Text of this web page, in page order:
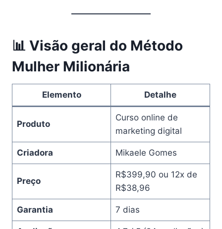
📊 Visão geral do Método
Mulher Milionária
Elemento Detalhe
Produto
Curso online de
marketing digital
Criadora Mikaele Gomes
Preço
R$399,90 ou 12x de
R$38,96
Garantia 7 dias